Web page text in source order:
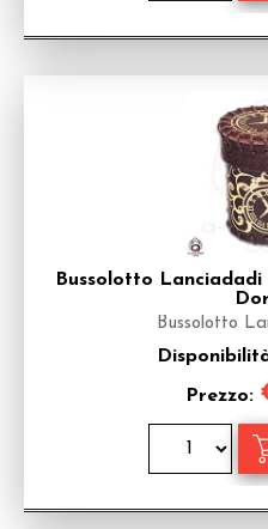
Bussolotto
Bussolotto
Prezzo: